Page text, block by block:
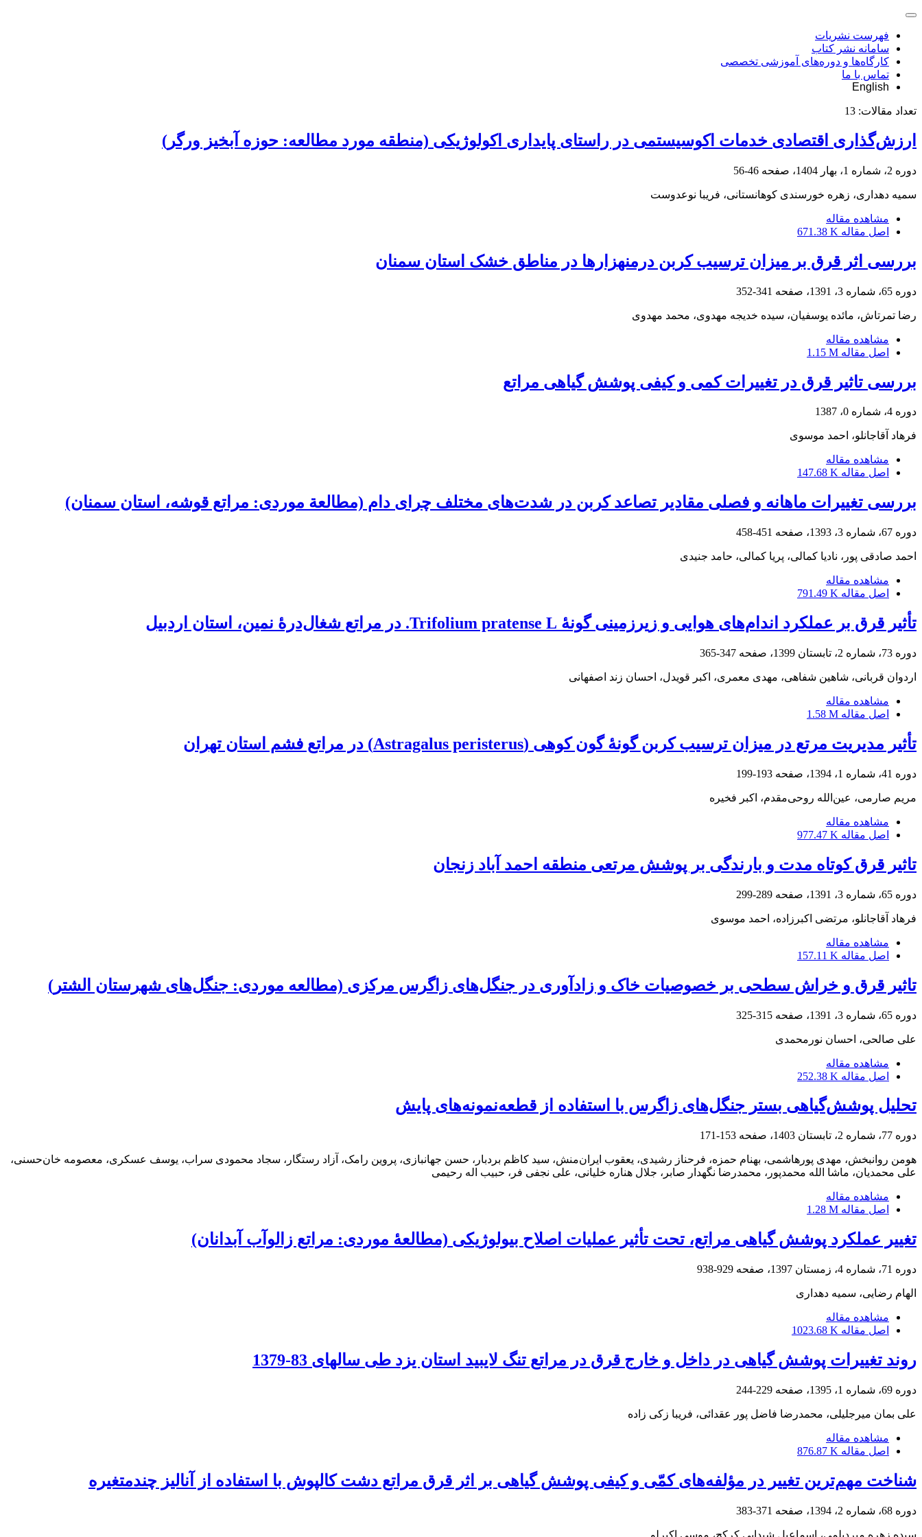
فهرست نشریات
سامانه نشر کتاب
کارگاه‌ها و دوره‌های آموزشی تخصصی
تماس با ما
English
تعداد مقالات: 13
ارزش‌گذاری اقتصادی خدمات اکوسیستمی در راستای پایداری اکولوژیکی (منطقه مورد مطالعه: حوزه آبخیز ورگر)
دوره 2، شماره 1، بهار 1404، صفحه 46-56
سمیه دهداری، زهره خورسندی کوهانستانی، فریبا نوعدوست
مشاهده مقاله
اصل مقاله 671.38 K
بررسی اثر قرق بر میزان ترسیب کربن درمنه‎زارها در مناطق خشک استان سمنان
دوره 65، شماره 3، 1391، صفحه 341-352
رضا تمرتاش، مائده یوسفیان، سیده خدیجه مهدوی، محمد مهدوی
مشاهده مقاله
اصل مقاله 1.15 M
بررسی تاثیر قرق در تغییرات کمی ‌و کیفی پوشش گیاهی مراتع
دوره 4، شماره 0، 1387
فرهاد آقاجانلو، احمد موسوی
مشاهده مقاله
اصل مقاله 147.68 K
بررسی تغییرات ماهانه و فصلی مقادیر تصاعد کربن در شدت‌های مختلف‏ چرای دام (مطالعة موردی: مراتع قوشه، استان سمنان)
دوره 67، شماره 3، 1393، صفحه 451-458
احمد صادقی پور، نادیا کمالی، پریا کمالی، حامد جنیدی
مشاهده مقاله
اصل مقاله 791.49 K
تأثیر قرق بر عملکرد اندام‌های هوایی و زیر‌زمینی گونۀ Trifolium pratense L. در مراتع شغال‌درۀ‌ نمین، استان اردبیل
دوره 73، شماره 2، تابستان 1399، صفحه 347-365
اردوان قربانی، شاهین شفاهی، مهدی معمری، اکبر قویدل، احسان زند اصفهانی
مشاهده مقاله
اصل مقاله 1.58 M
تأثیر مدیریت مرتع در میزان ترسیب کربن گونۀ گون کوهی (Astragalus peristerus) در مراتع فشم استان تهران
دوره 41، شماره 1، 1394، صفحه 193-199
مریم صارمی، عین‌الله روحی‌مقدم، اکبر فخیره
مشاهده مقاله
اصل مقاله 977.47 K
تاثیر قرق کوتاه مدت و بارندگی بر پوشش مرتعی منطقه احمد آباد زنجان
دوره 65، شماره 3، 1391، صفحه 289-299
فرهاد آقاجانلو، مرتضی اکبرزاده، احمد موسوی
مشاهده مقاله
اصل مقاله 157.11 K
تاثیر قرق و خراش سطحی بر خصوصیات خاک و زادآوری در جنگل‌های زاگرس مرکزی (مطالعه موردی: جنگل‌های شهرستان الشتر)
دوره 65، شماره 3، 1391، صفحه 315-325
علی صالحی، احسان نورمحمدی
مشاهده مقاله
اصل مقاله 252.38 K
تحلیل پوشش‌گیاهی بستر جنگل‌های زاگرس با استفاده از قطعه‌نمونه‌های پایش
دوره 77، شماره 2، تابستان 1403، صفحه 153-171
هومن روانبخش، مهدی پورهاشمی، بهنام حمزه، فرحناز رشیدی، یعقوب ایران‌منش، سید کاظم بردبار، حسن جهانبازی، پروین رامک، آزاد رستگار، سجاد محمودی سراب، یوسف عسکری، معصومه خان‌حسنی،
علی محمدیان، ماشا الله محمدپور، محمدرضا نگهدار صابر، جلال هناره خلیانی، علی نجفی فر، حبیب اله رحیمی
مشاهده مقاله
اصل مقاله 1.28 M
تغییر عملکرد پوشش گیاهی مراتع، تحت تأثیر عملیات اصلاح بیولوژیکی (مطالعۀ موردی: مراتع زالوآب آبدانان)
دوره 71، شماره 4، زمستان 1397، صفحه 929-938
الهام رضایی، سمیه دهداری
مشاهده مقاله
اصل مقاله 1023.68 K
روند تغییرات پوشش گیاهی در داخل و خارج قرق در مراتع تنگ لایبید استان یزد طی سال‏های 83-1379
دوره 69، شماره 1، 1395، صفحه 229-244
علی بمان میرجلیلی، محمدرضا فاضل پور عقدائی، فریبا زکی زاده
مشاهده مقاله
اصل مقاله 876.87 K
شناخت مهم‌ترین تغییر در مؤلفه‌های کمّی و کیفی پوشش گیاهی بر اثر قرق مراتع دشت کالپوش با استفاده از آنالیز چندمتغیره
دوره 68، شماره 2، 1394، صفحه 371-383
سیده زهره میردیلمی، اسماعیل شیدایی کرکج، موسی اکبرلو